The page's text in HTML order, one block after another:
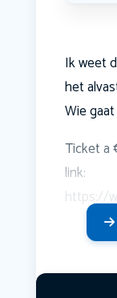
Ik weet
het
Wie
Ticket a
link:
https://